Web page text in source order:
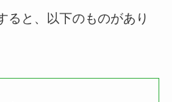
ると、以下のものがあり